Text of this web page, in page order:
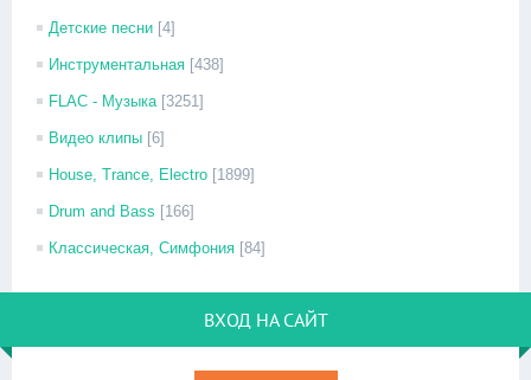
Детские песни [4]
Инструментальная [438]
FLAC - Музыка [3251]
Видео клипы [6]
House, Trance, Electro [1899]
Drum and Bass [166]
Классическая, Симфония [84]
ВХОД НА САЙТ